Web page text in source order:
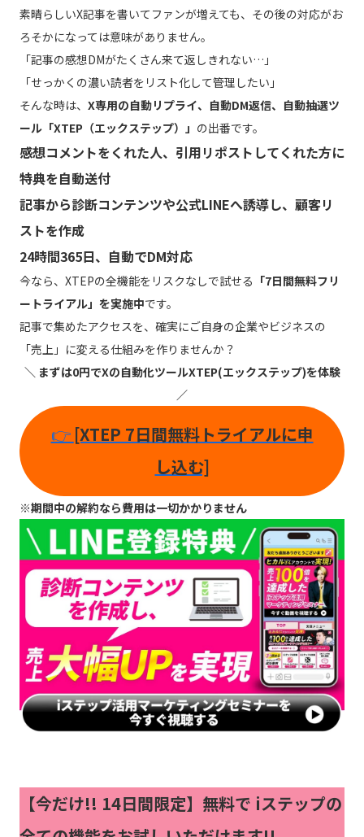
素晴らしいX記事を書いてファンが増えても、その後の対応がお
ろそかになっては意味がありません。
「記事の感想DMがたくさん来て返しきれない…」
「せっかくの濃い読者をリスト化して管理したい」
そんな時は、 X専用の自動リプライ、自動DM返信、自動抽選ツ
ール「XTEP（エックステップ）」 の出番です。
感想コメントをくれた人、引用リポストしてくれた方に
特典を自動送付
記事から診断コンテンツや公式LINEへ誘導し、顧客リ
ストを作成
24時間365日、自動でDM対応
今なら、XTEPの全機能をリスクなしで試せる 「7日間無料フリ
ートライアル」を実施中です。
記事で集めたアクセスを、確実にご自身の企業やビジネスの
「売上」に変える仕組みを作りませんか？
＼ まずは0円でXの自動化ツールXTEP(エックステップ)を体験
／
👉 [XTEP 7日間無料トライアルに申
し込む]
※期間中の解約なら費用は一切かかりません
【今だけ!! 14日間限定】無料で iステップの